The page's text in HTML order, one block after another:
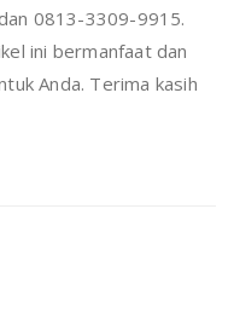
0813-3309-9915.
ini bermanfaat dan
Anda. Terima kasih